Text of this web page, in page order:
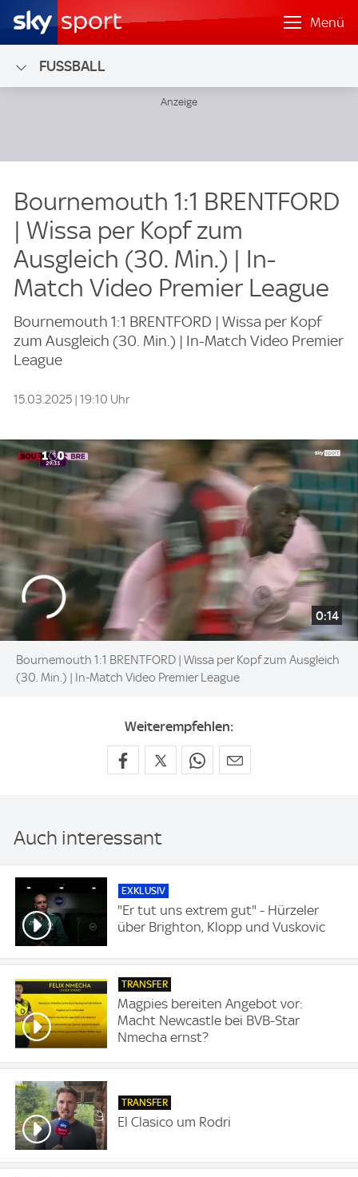
Menü
FUSSBALL
Bournemouth 1:1 BRENTFORD
| Wissa per Kopf zum
Ausgleich (30. Min.) | In-
Match Video Premier League
Bournemouth 1:1 BRENTFORD | Wissa per Kopf
zum Ausgleich (30. Min.) | In-Match Video Premier
League
15.03.2025 | 19:10 Uhr
0:14
Bournemouth 1:1 BRENTFORD | Wissa per Kopf zum Ausgleich
(30. Min.) | In-Match Video Premier League
Weiterempfehlen:
Auch interessant
EXKLUSIV
"Er tut uns extrem gut" - Hürzeler
über Brighton, Klopp und Vuskovic
TRANSFER
Magpies bereiten Angebot vor:
Macht Newcastle bei BVB-Star
Nmecha ernst?
TRANSFER
El Clasico um Rodri